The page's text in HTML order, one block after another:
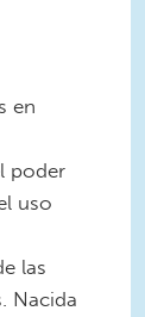
en
poder
uso
las
Nacida